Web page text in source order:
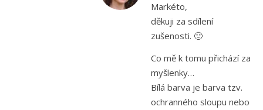
Markéto,
děkuji za sdílení
zušenosti. 🙂
Co mě k tomu přichází za
myšlenky…
Bílá barva je barva tzv.
ochranného sloupu nebo